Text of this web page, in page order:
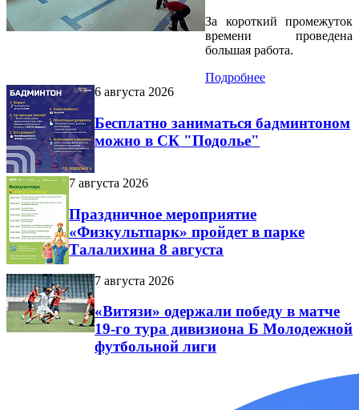
За короткий промежуток
времени проведена
большая работа.
Подробнее
6 августа 2026
Бесплатно заниматься бадминтоном
можно в СК "Подолье"
7 августа 2026
Праздничное мероприятие
«Физкультпарк» пройдет в парке
Талалихина 8 августа
7 августа 2026
«Витязи» одержали победу в матче
19-го тура дивизиона Б Молодежной
футбольной лиги